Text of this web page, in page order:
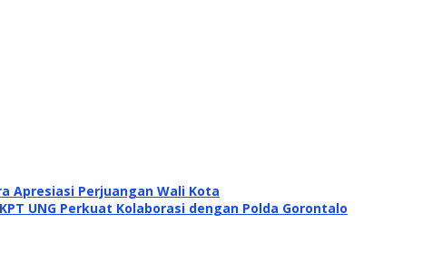
Apresiasi Perjuangan Wali Kota
UNG Perkuat Kolaborasi dengan Polda Gorontalo